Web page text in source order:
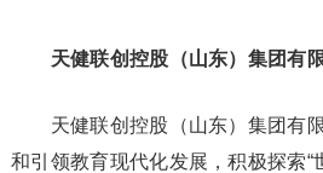
天健联创控股（山东）集团有
天健联创控股（山东）集团有限
和引领教育现代化发展，积极探索